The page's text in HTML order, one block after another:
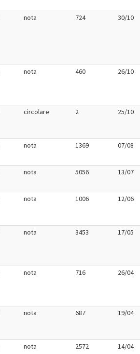
nota 724 30/10
nota 460 26/10
circolare 2 25/10
nota 1369 07/08
nota 5056 13/07
nota 1006 12/06
nota 3453 17/05
nota 716 26/04
nota 687 19/04
nota 2572 14/04